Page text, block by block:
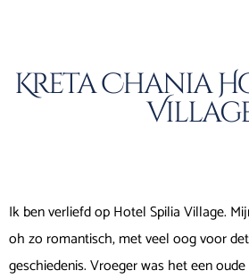
Kreta Chania
Ik ben verliefd op Hotel Spilia Village.
oh zo romantisch, met veel oog voor
geschiedenis. Vroeger was het een